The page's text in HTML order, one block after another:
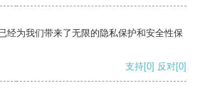
经为我们带来了无限的隐私保护和安全性保
支持[0] 反对[0]